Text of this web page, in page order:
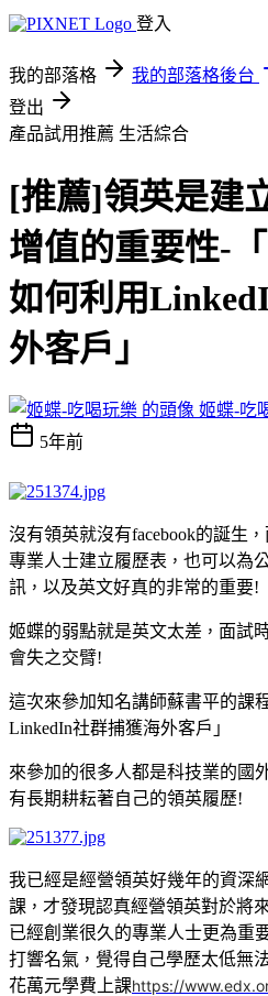
登入
我的部落格 我的部落格後台
登出
產品試用推薦 生活綜合
[推薦]領英是建
增值的重要性-「
如何利用
外客戶」
姬蝶-吃
5年前
沒有領英就沒有facebook的誕生 ，
專業人士建立履歷表 ， 也可以為
訊 ， 以及英文好真的非常的重要!
姬蝶的弱點就是英文太差 ， 面試
會失之交臂!
這次來參加知名講師蘇書平的課
LinkedIn社群捕獲海外客戶」
來參加的很多人都是科技業的國
有長期耕耘著自己的領英履歷!
我已經是經營領英好幾年的資深
課 ， 才發現認真經營領英對於將
已經創業很久的專業人士更為重
打響名氣 ， 覺得自己學歷太低無
花萬元學費上課https://